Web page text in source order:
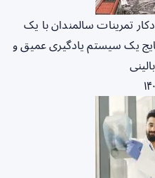
تمرینات سالمندان با یک
یک سیستم یادگیری عمیق و